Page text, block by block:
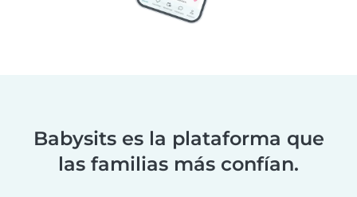
Babysits es la plataforma que
las familias más confían.